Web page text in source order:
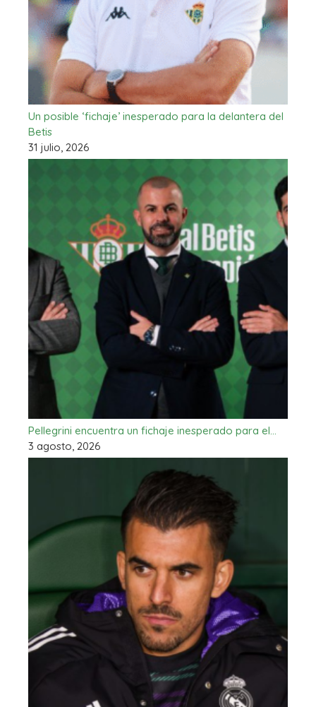
Un posible ‘fichaje’ inesperado para la delantera del
Betis
31 julio, 2026
Pellegrini encuentra un fichaje inesperado para el…
3 agosto, 2026